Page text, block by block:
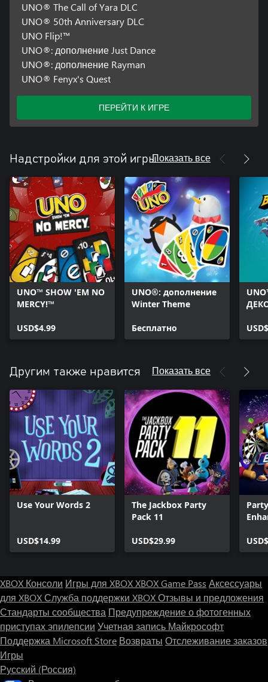
UNO® The Call of Yara DLC
UNO® 50th Anniversary DLC
UNO Flip!™
UNO®: дополнение Just Dance
UNO®: дополнение Rayman
UNO® Fenyx's Quest
ПЕРЕЙТИ К ИГРЕ
Надстройки для этой игрыПоказать все
UNO™ SHOW 'EM NO
MERCY!™
USD$4.99
UNO®: дополнение
Winter Theme
Бесплатно
Другим также нравится Показать все
Use Your Words 2
USD$14.99
The Jackbox Party
Pack 11
USD$29.99
XBOX Консоли Игры для XBOXXBOX Game Pass Аксессуары
для XBOXСлужба поддержки XBOXОтзывы и предложения
Стандарты сообщества Предупреждение о фотогенных
приступах эпилепсии Учетная запись Майкрософт
Поддержка Microsoft Store Возвраты Отслеживание заказов
Игры
Русский (Россия)